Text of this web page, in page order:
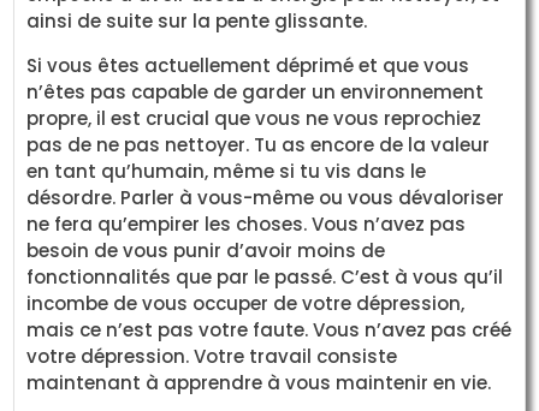
ainsi de suite sur la pente glissante.
Si vous êtes actuellement déprimé et que vous
n’êtes pas capable de garder un environnement
propre, il est crucial que vous ne vous reprochiez
pas de ne pas nettoyer. Tu as encore de la valeur
en tant qu’humain, même si tu vis dans le
désordre. Parler à vous-même ou vous dévaloriser
ne fera qu’empirer les choses. Vous n’avez pas
besoin de vous punir d’avoir moins de
fonctionnalités que par le passé. C’est à vous qu’il
incombe de vous occuper de votre dépression,
mais ce n’est pas votre faute. Vous n’avez pas créé
votre dépression. Votre travail consiste
maintenant à apprendre à vous maintenir en vie.